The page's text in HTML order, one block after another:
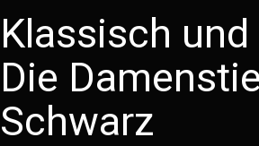
Klassisch
Die
Schwarz